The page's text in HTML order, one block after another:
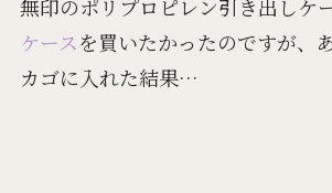
無印のポリプロピレン引き出しケ
ケースを買いたかったのですが、
カゴに入れた結果…